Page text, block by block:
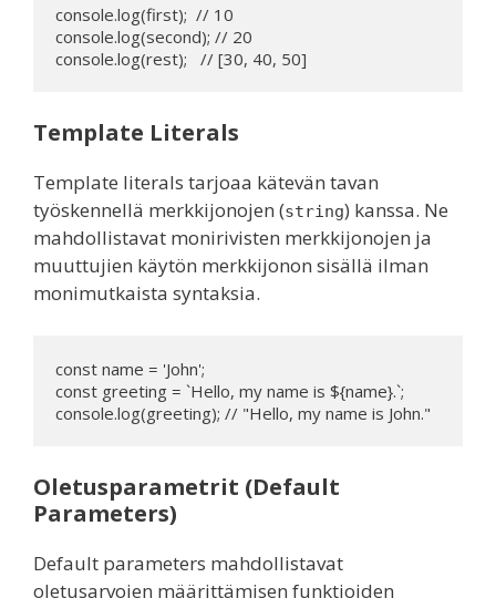
console.log(first);  // 10
console.log(second); // 20
console.log(rest);   // [30, 40, 50]
Template Literals
Template literals tarjoaa kätevän tavan
työskennellä merkkijonojen (string) kanssa. Ne
mahdollistavat monirivisten merkkijonojen ja
muuttujien käytön merkkijonon sisällä ilman
monimutkaista syntaksia.
const name = 'John';
const greeting = `Hello, my name is ${name}.`;
Oletusparametrit (Default
Parameters)
Default parameters mahdollistavat
oletusarvojen määrittämisen funktioiden